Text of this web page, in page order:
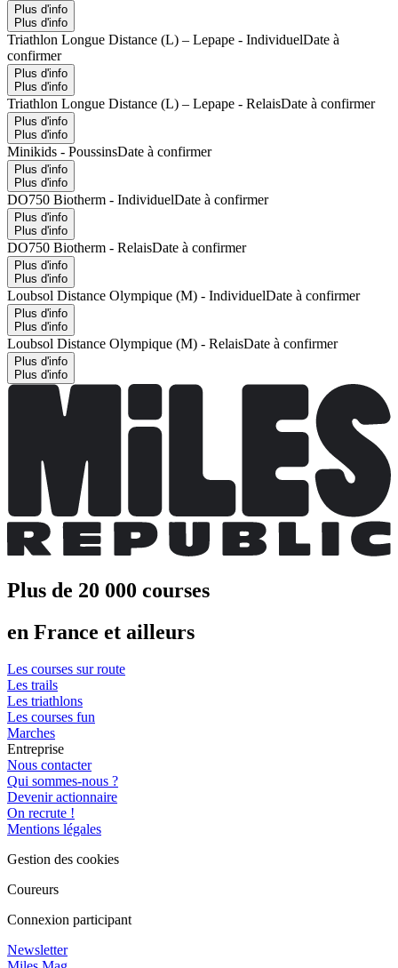
Plus d'info
Plus d'info
Triathlon Longue Distance (L) – Lepape - IndividuelDate à
confirmer
Plus d'info
Plus d'info
Triathlon Longue Distance (L) – Lepape - RelaisDate à confirmer
Plus d'info
Plus d'info
Minikids - PoussinsDate à confirmer
Plus d'info
Plus d'info
DO750 Biotherm - IndividuelDate à confirmer
Plus d'info
Plus d'info
DO750 Biotherm - RelaisDate à confirmer
Plus d'info
Plus d'info
Loubsol Distance Olympique (M) - IndividuelDate à confirmer
Plus d'info
Plus d'info
Loubsol Distance Olympique (M) - RelaisDate à confirmer
Plus d'info
Plus d'info
Plus de 20 000 courses
en France et ailleurs
Les courses sur route
Les trails
Les triathlons
Les courses fun
Marches
Entreprise
Nous contacter
Qui sommes-nous ?
Devenir actionnaire
On recrute !
Mentions légales
Gestion des cookies
Coureurs
Connexion participant
Newsletter